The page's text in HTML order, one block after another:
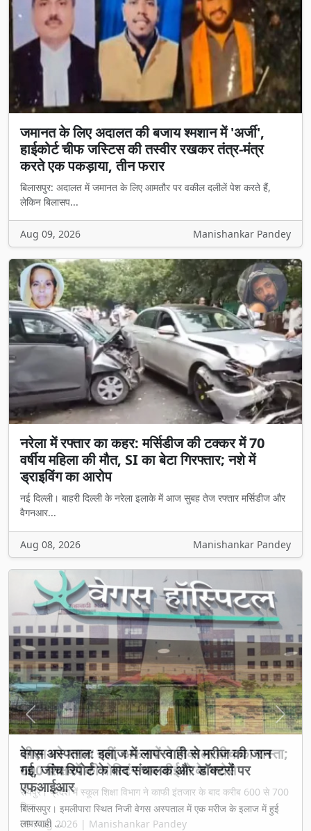
जमानत के लिए अदालत की बजाय श्मशान में 'अर्जी',
हाईकोर्ट चीफ जस्टिस की तस्वीर रखकर तंत्र-मंत्र
करते एक पकड़ाया, तीन फरार
बिलासपुर: अदालत में जमानत के लिए आमतौर पर वकील दलीलें पेश करते हैं,
लेकिन बिलासप...
Aug 09, 2026 Manishankar Pandey
नरेला में रफ्तार का कहर: मर्सिडीज की टक्कर में 70
वर्षीय महिला की मौत, SI का बेटा गिरफ्तार; नशे में
ड्राइविंग का आरोप
नई दिल्ली। बाहरी दिल्ली के नरेला इलाके में आज सुबह तेज रफ्तार मर्सिडीज और
वैगनआर...
Aug 08, 2026 Manishankar Pandey
वेगस अस्पताल: इलाज में लापरवाही से मरीज की जान
गई, जांच रिपोर्ट के बाद संचालक और डॉक्टरों पर
एफआईआर
बिलासपुर। इमलीपारा स्थित निजी वेगस अस्पताल में एक मरीज के इलाज में हुई
लापरवाही ...
Previous Next